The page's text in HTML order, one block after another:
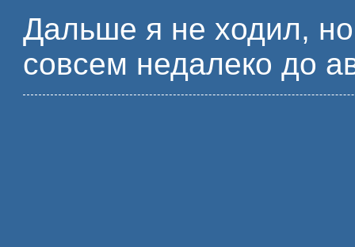
Дальше я не ходил,
совсем недалеко до